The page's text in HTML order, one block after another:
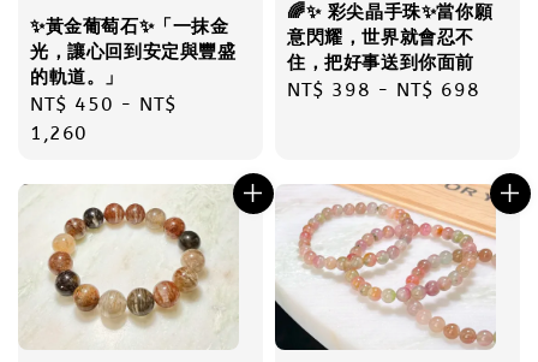
✨黃金葡萄石✨「一抹金
光，讓心回到安定與豐盛
的軌道。」
Regular
price
NT$ 450 - NT$
1,260
🌈✨ 彩尖晶手珠✨當你願
意閃耀，世界就會忍不
住，把好事送到你面前
Regular
NT$ 398 - NT$ 698